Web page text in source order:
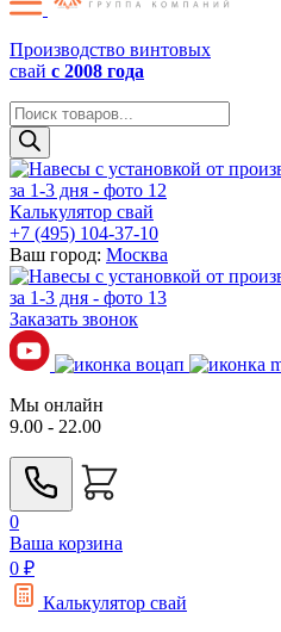
Производство винтовых
свай с 2008 года
Поиск
товаров
Калькулятор свай
+7 (495) 104-37-10
Ваш город: Москва
Заказать звонок
Мы онлайн
9.00 - 22.00
0
Ваша корзина
0 ₽
Калькулятор свай